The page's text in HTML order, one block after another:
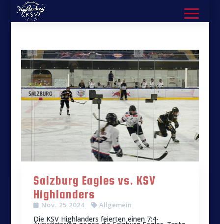
Salzburg Eagles vs. KSV
Highlanders
Nov. 25 2024 Allgemein
Die KSV Highlanders feierten einen 7:4-